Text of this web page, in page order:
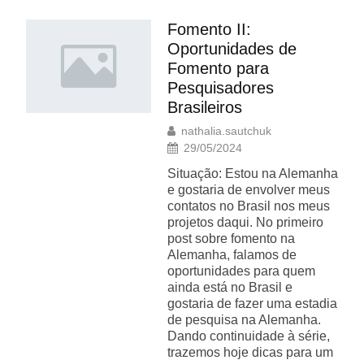
Fomento II:
Oportunidades de
Fomento para
Pesquisadores
Brasileiros
nathalia.sautchuk
29/05/2024
Situação: Estou na Alemanha
e gostaria de envolver meus
contatos no Brasil nos meus
projetos daqui. No primeiro
post sobre fomento na
Alemanha, falamos de
oportunidades para quem
ainda está no Brasil e
gostaria de fazer uma estadia
de pesquisa na Alemanha.
Dando continuidade à série,
trazemos hoje dicas para um